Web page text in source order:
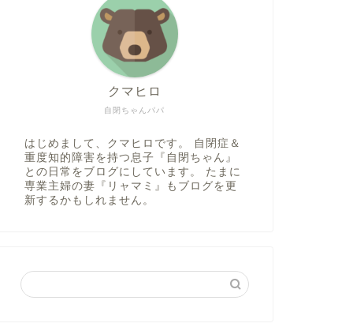
自閉ちゃんパパ
クマヒロ
はじめまして、クマヒロです。 自閉症＆
重度知的障害を持つ息子『自閉ちゃん』
との日常をブログにしています。 たまに
専業主婦の妻『リャマミ』もブログを更
新するかもしれません。